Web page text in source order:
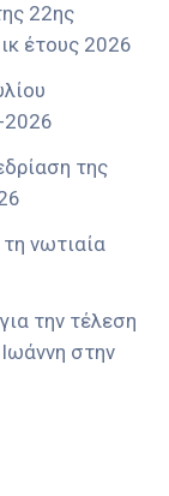
22ης
έτους 2026
2026
της
νωτιαία
την τέλεση
στην